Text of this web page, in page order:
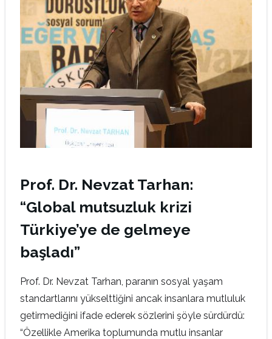
Prof. Dr. Nevzat Tarhan:
“Global mutsuzluk krizi
Türkiye’ye de gelmeye
başladı”
Prof. Dr. Nevzat Tarhan, paranın sosyal yaşam
standartlarını yükselttiğini ancak insanlara mutluluk
getirmediğini ifade ederek sözlerini şöyle sürdürdü:
“Özellikle Amerika toplumunda mutlu insanlar